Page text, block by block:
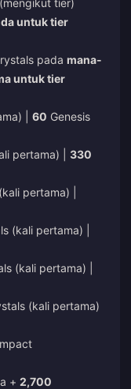
untuk tier
pada mana-
untuk tier
| 60 Genesis
pertama) | 330
pertama) |
(kali pertama) |
(kali pertama) |
(kali pertama)
+ 2,700